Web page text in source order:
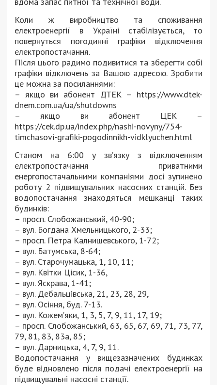
Коли ж виробництво та споживання
електроенергії в Україні стабілізується, то
повернуться погодинні графіки відключення
електропостачання.
Після цього радимо подивитися та зберегти собі
графіки відключень за Вашою адресою. Зробити
це можна за посиланнями:
– якщо ви абонент ДТЕК – https://www.dtek-
dnem.com.ua/ua/shutdowns
– якщо ви абонент ЦЕК –
https://cek.dp.ua/index.php/nashi-novyny/754-
timchasovi-grafiki-pogodinnikh-vidklyuchen.html
Станом на 6:00 у зв’язку з відключенням
електропостачання приватними
енергопостачальними компаніями досі зупинено
роботу 2 підвищувальних насосних станцій. Без
водопостачання знаходяться мешканці таких
будинків:
– просп. Слобожанський, 40-90;
– вул. Богдана Хмельницького, 2-33;
– просп. Петра Калнишевського, 1-72;
– вул. Батумська, 8-64;
– вул. Старочумацька, 1, 10, 11;
– вул. Квітки Цісик, 1-36,
– вул. Яскрава, 1-41;
– вул. Дебальцівська, 21, 23, 28, 29,
– вул. Осіння, буд. 7-13.
– вул. Кожем’яки, 1, 3, 5, 7, 9, 11, 17, 19;
– просп. Слобожанський, 63, 65, 67, 69, 71, 73, 77,
79, 81, 83, 83а, 85;
– вул. Дарницька, 4, 7, 9, 11.
Водопостачання у вищезазначених будинках
буде відновлено після подачі електроенергії на
підвищувальні насосні станції.